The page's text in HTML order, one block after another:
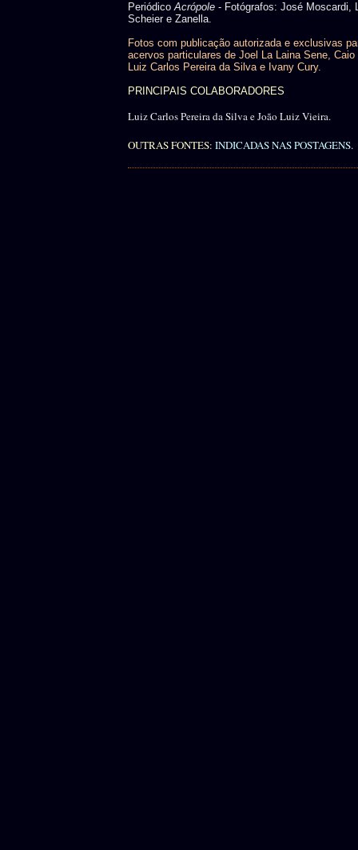
PeriódicoAcrópole - Fotógrafos: José Moscardi,
Scheier e Zanella.
Fotos com publicação autorizada e exclusivas
acervos particulares de Joel La Laina Sene, Caio
Luiz Carlos Pereira da Silva e Ivany Cury.
PRINCIPAIS COLABORADORES
Luiz Carlos Pereira da Silva e João Luiz Vieira.
OUTRAS FONTES: INDICADAS NAS POSTAGENS.